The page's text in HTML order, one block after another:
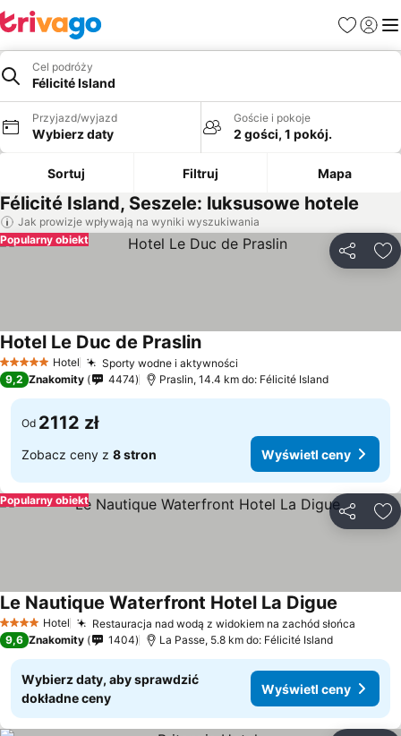
Ulubione
Cel podróży
Félicité Island
Przyjazd/wyjazd
Wybierz daty
Goście i pokoje
2 gości, 1 pokój.
Sortuj Filtruj Mapa
Félicité Island, Seszele: luksusowe hotele
Jak prowizje wpływają na wyniki wyszukiwania
Popularny obiekt
5 KategoriaHotel Sporty wodne i aktywności
Hotel Le Duc de Praslin
9,2 Znakomity 4474 Praslin, 14.4 km do: Félicité Island
Od 2112 zł
Zobacz ceny z 8 stron Wyświetl ceny
Popularny obiekt
4 KategoriaHotel Restauracja nad wodą z widokiem na zachód słońca
Le Nautique Waterfront Hotel La Digue
9,6 Znakomity 1404 La Passe, 5.8 km do: Félicité Island
Wybierz daty, aby sprawdzić
dokładne ceny
Wyświetl ceny